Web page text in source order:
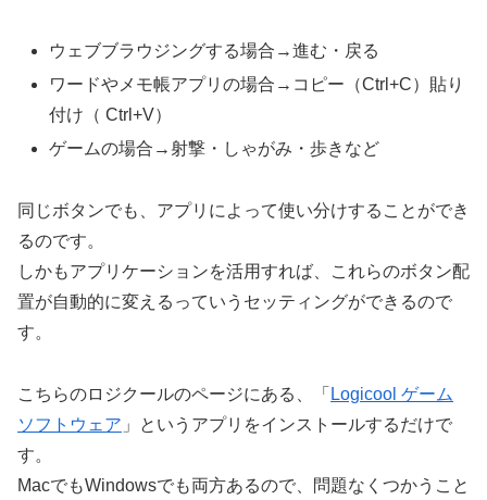
ウェブブラウジングする場合→進む・戻る
ワードやメモ帳アプリの場合→コピー（Ctrl+C）貼り
付け（ Ctrl+V）
ゲームの場合→射撃・しゃがみ・歩きなど
同じボタンでも、アプリによって使い分けすることができ
るのです。
しかもアプリケーションを活用すれば 、これらのボタン配
置が自動的に変えるっていうセッティングができるので
す。
こちらのロジクールのページにある、「 Logicool ゲーム
ソフトウェア 」というアプリをインストールするだけで
す。
MacでもWindowsでも両方あるので、問題なくつかうこと